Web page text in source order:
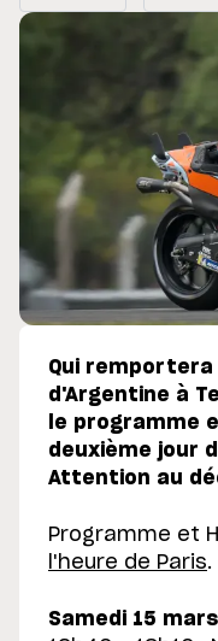
Qui remportera
d'Argentine à
le programme
deuxième jour
Attention au
Programme et
l'heure de Paris.
Samedi 15